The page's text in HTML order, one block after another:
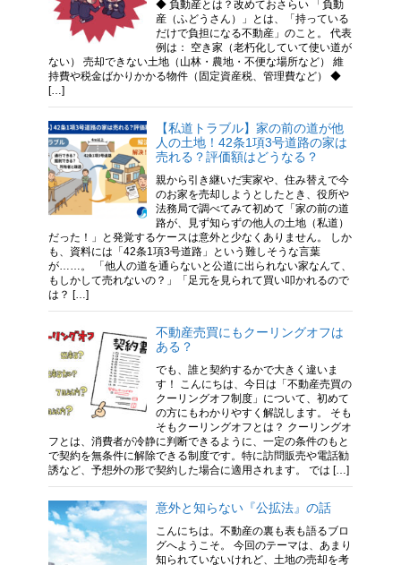
◆ 負動産とは？改めておさらい 「負動
産（ふどうさん）」とは、「持っている
だけで負担になる不動産」のこと。 代表
例は： 空き家（老朽化していて使い道が
ない） 売却できない土地（山林・農地・不便な場所など） 維
持費や税金ばかりかかる物件（固定資産税、管理費など） ◆
[…]
【私道トラブル】家の前の道が他
人の土地！42条1項3号道路の家は
売れる？評価額はどうなる？
親から引き継いだ実家や、住み替えで今
のお家を売却しようとしたとき、役所や
法務局で調べてみて初めて「家の前の道
路が、見ず知らずの他人の土地（私道）
だった！」と発覚するケースは意外と少なくありません。 しか
も、資料には「42条1項3号道路」という難しそうな言葉
が……。 「他人の道を通らないと公道に出られない家なんて、
もしかして売れないの？」「足元を見られて買い叩かれるので
は？ […]
不動産売買にもクーリングオフは
ある？
でも、誰と契約するかで大きく違いま
す！ こんにちは、今日は「不動産売買の
クーリングオフ制度」について、初めて
の方にもわかりやすく解説します。 そも
そもクーリングオフとは？ クーリングオ
フとは、消費者が冷静に判断できるように、一定の条件のもと
で契約を無条件に解除できる制度です。特に訪問販売や電話勧
誘など、予想外の形で契約した場合に適用されます。 では […]
意外と知らない『公拡法』の話
こんにちは。不動産の裏も表も語るブロ
グへようこそ。 今回のテーマは、あまり
知られていないけれど、土地の売却を考